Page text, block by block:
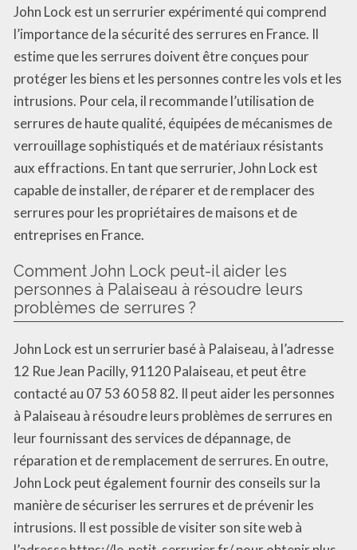
John Lock est un serrurier expérimenté qui comprend
l’importance de la sécurité des serrures en France. Il
estime que les serrures doivent être conçues pour
protéger les biens et les personnes contre les vols et les
intrusions. Pour cela, il recommande l’utilisation de
serrures de haute qualité, équipées de mécanismes de
verrouillage sophistiqués et de matériaux résistants
aux effractions. En tant que serrurier, John Lock est
capable de installer, de réparer et de remplacer des
serrures pour les propriétaires de maisons et de
entreprises en France.
Comment John Lock peut-il aider les
personnes à Palaiseau à résoudre leurs
problèmes de serrures ?
John Lock est un serrurier basé à Palaiseau, à l’adresse
12 Rue Jean Pacilly, 91120 Palaiseau, et peut être
contacté au 07 53 60 58 82. Il peut aider les personnes
à Palaiseau à résoudre leurs problèmes de serrures en
leur fournissant des services de dépannage, de
réparation et de remplacement de serrures. En outre,
John Lock peut également fournir des conseils sur la
manière de sécuriser les serrures et de prévenir les
intrusions. Il est possible de visiter son site web à